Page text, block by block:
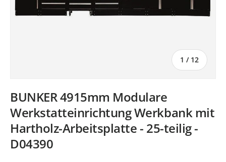
1 / von
12
BUNKER 4915mm Modulare
Werkstatteinrichtung Werkbank mit
Hartholz-Arbeitsplatte - 25-teilig -
D04390